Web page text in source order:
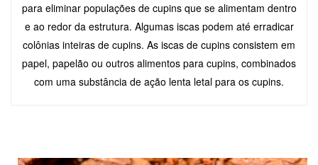
para eliminar populações de cupins que se alimentam dentro
e ao redor da estrutura. Algumas iscas podem até erradicar
colônias inteiras de cupins. As iscas de cupins consistem em
papel, papelão ou outros alimentos para cupins, combinados
com uma substância de ação lenta letal para os cupins.